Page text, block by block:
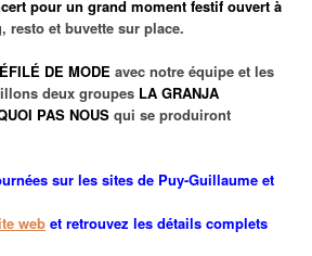
pour un grand moment festif ouvert à
resto et buvette sur place.
DE MODE avec notre équipe et les
deux groupes LA GRANJA
PAS NOUS qui se produiront
sur les sites de Puy-Guillaume et
web et retrouvez les détails complets